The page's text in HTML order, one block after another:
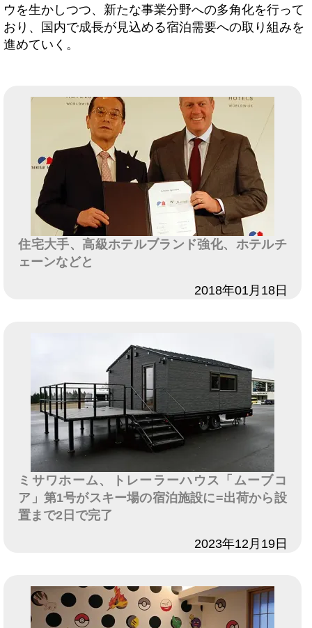
ウを生かしつつ、新たな事業分野への多角化を行って
おり、国内で成長が見込める宿泊需要への取り組みを
進めていく。
住宅大手、高級ホテルブランド強化、ホテルチ
ェーンなどと
2018年01月18日
ミサワホーム、トレーラーハウス「ムーブコ
ア」第1号がスキー場の宿泊施設に=出荷から設
置まで2日で完了
2023年12月19日